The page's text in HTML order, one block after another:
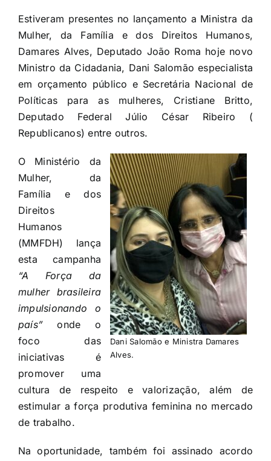
Estiveram presentes no lançamento a Ministra da
Mulher, da Família e dos Direitos Humanos,
Damares Alves, Deputado João Roma hoje novo
Ministro da Cidadania, Dani Salomão especialista
em orçamento público e Secretária Nacional de
Políticas para as mulheres, Cristiane Britto,
Deputado Federal Júlio César Ribeiro (
Republicanos) entre outros.
Dani Salomão e Ministra Damares
Alves.
O Ministério da
Mulher, da
Família e dos
Direitos
Humanos
(MMFDH) lança
esta campanha
“A Força da
mulher brasileira
impulsionando o
país” onde o
foco das
iniciativas é
promover uma
cultura de respeito e valorização, além de
estimular a força produtiva feminina no mercado
de trabalho.
Na oportunidade, também foi assinado acordo